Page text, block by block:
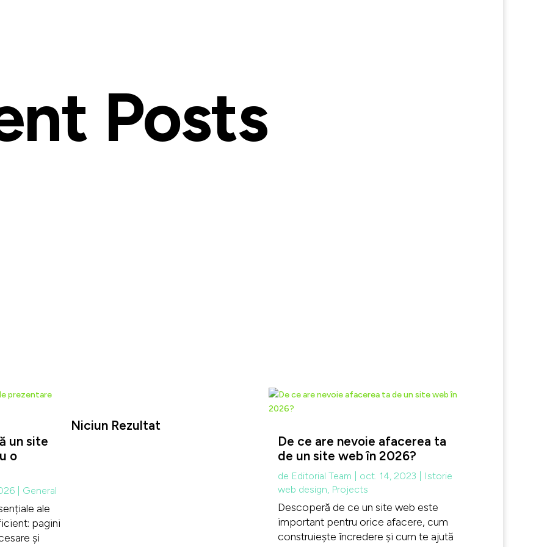
Posts
un site
o
General
ale
pagini
și
Niciun Rezultat
De ce are nevoie afacerea ta
de un site web în 2026?
de Editorial Team oct. 14, 2023
Istorie
web design Projects
Descoperă de ce un site web este
important pentru orice afacere, cum
construiește încredere și cum te ajută